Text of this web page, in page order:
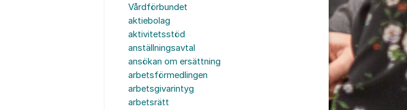
Vårdförbundet
aktiebolag
aktivitetsstöd
anställningsavtal
ansökan om ersättning
arbetsförmedlingen
arbetsgivarintyg
arbetsrätt